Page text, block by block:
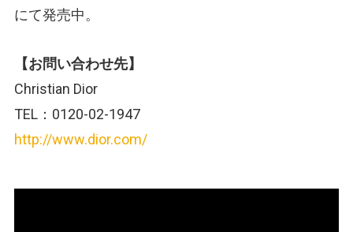
にて発売中。
【お問い合わせ先】
Christian Dior
TEL：0120-02-1947
http://www.dior.com/